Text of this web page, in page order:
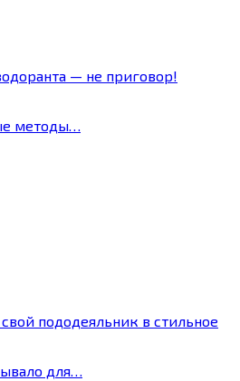
— не приговор!
методы…
пододеяльник в стильное
для…